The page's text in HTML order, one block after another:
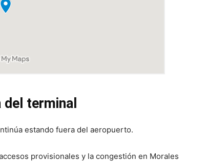
terminal
estando fuera del aeropuerto.
provisionales y la congestión en Morales